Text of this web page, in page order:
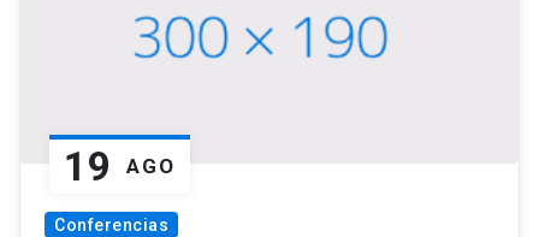
19 AGO
Conferencias